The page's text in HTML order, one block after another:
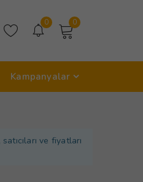
0
0
Kampanyalar
ve fiyatları